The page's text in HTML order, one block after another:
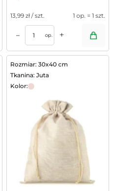
13,99 zł / szt. 1 op. = 1 szt.
– op. +
Rozmiar: 30x40 cm
Tkanina: Juta
Kolor: